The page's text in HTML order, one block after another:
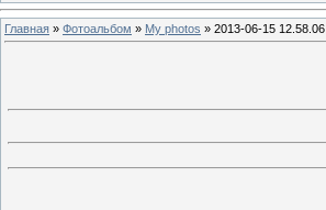
Главная » Фотоальбом » My photos » 2013-06-15 12.58.06